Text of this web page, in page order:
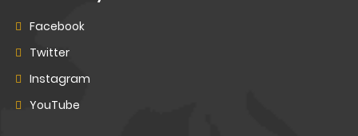
Facebook
Twitter
Instagram
YouTube